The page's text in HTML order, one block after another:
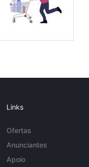
Links
Ofertas
Anunciantes
Apoio